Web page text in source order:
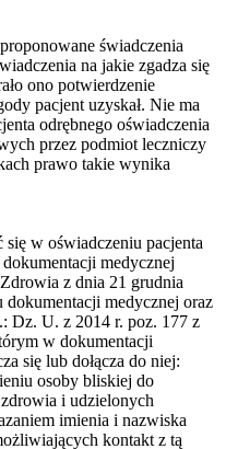
świadczenia
na jakie zgadza się
ono potwierdzenie
pacjent uzyskał. Nie ma
odrębnego oświadczenia
przez podmiot leczniczy
prawo takie wynika
w oświadczeniu pacjenta
medycznej
z dnia 21 grudnia
medycznej oraz
Dz. U. z 2014 r. poz. 177 z
w dokumentacji
się lub dołącza do niej:
osoby bliskiej do
i udzielonych
imienia i nazwiska
kontakt z tą